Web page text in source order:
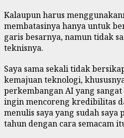
Kalaupun harus
membatasinya hanya untuk
garis besarnya, namun tidak
teknisnya.
Saya sama sekali tidak
kemajuan teknologi,
perkembangan AI yang
ingin mencoreng kredibilitas
menulis saya yang sudah saya
tahun dengan cara semacam